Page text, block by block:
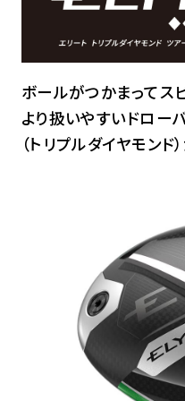
ボールがつかまってス
より扱いやすいドロ
（トリプルダイヤモンド